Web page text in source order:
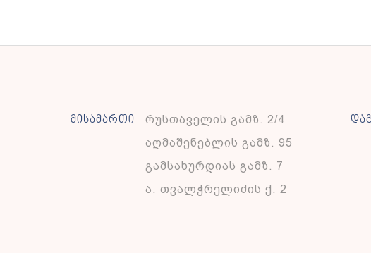
მისამართი
რუსთაველის გამზ. 2/4
აღმაშენებლის გამზ. 95
გამსახურდიას გამზ. 7
ა. თვალჭრელიძის ქ. 2